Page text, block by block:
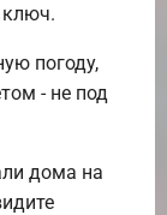
ключ.
погоду,
- не под
дома на